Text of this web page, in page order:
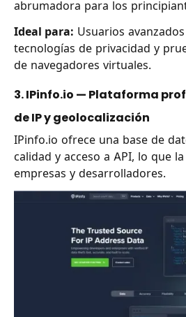
abrumadora para los
Ideal para: Usuarios
tecnologías de privacidad y
de navegadores virtuales.
3. IPinfo.io — Plataforma
de IP y geolocalización
IPinfo.io ofrece una base de
calidad y acceso a API, lo que
empresas y desarrolladores.